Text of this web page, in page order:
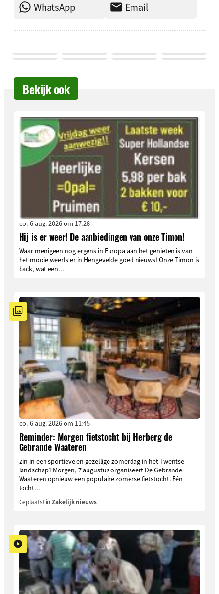
WhatsApp
Email
Bekijk ook
do. 6 aug. 2026 om 17:28
Hij is er weer! De aanbiedingen van onze Timon!
Waar menigeen nog ergens in Europa aan het genieten is van
het mooie weerIs er in Hengevelde goed nieuws! Onze Timon is
back, wat een...
do. 6 aug. 2026 om 11:45
Reminder: Morgen fietstocht bij Herberg de
Gebrande Waateren
Zin in een sportieve en gezellige zomerdag in het Twentse
landschap? Morgen, 7 augustus organiseert De Gebrande
Waateren opnieuw een populaire zomerse fietstocht. Eén
tocht...
Geplaatst inZakelijk nieuws